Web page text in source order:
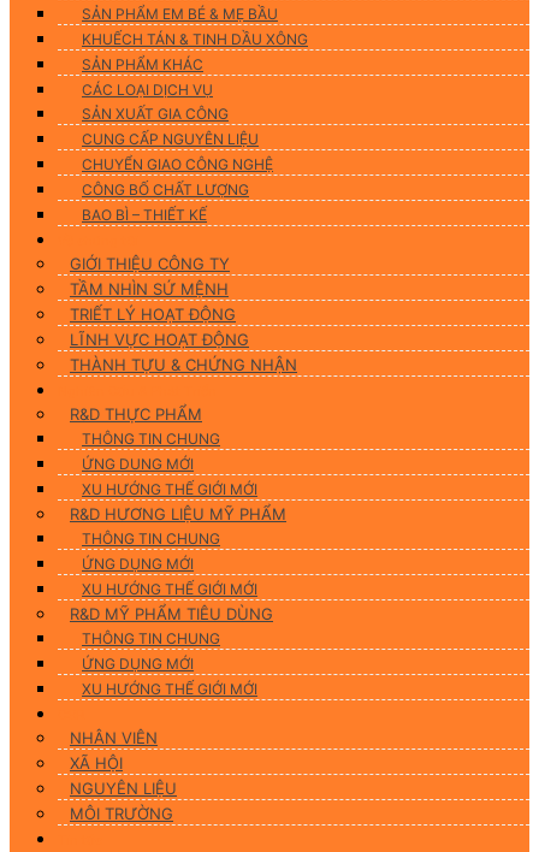
SẢN PHẨM EM BÉ & MẸ BẦU
KHUẾCH TÁN & TINH DẦU XÔNG
SẢN PHẨM KHÁC
CÁC LOẠI DỊCH VỤ
SẢN XUẤT GIA CÔNG
CUNG CẤP NGUYÊN LIỆU
CHUYỂN GIAO CÔNG NGHỆ
CÔNG BỐ CHẤT LƯỢNG
BAO BÌ – THIẾT KẾ
GIỚI THIỆU CÔNG TY
TẦM NHÌN SỨ MỆNH
TRIẾT LÝ HOẠT ĐỘNG
LĨNH VỰC HOẠT ĐỘNG
THÀNH TỰU & CHỨNG NHẬN
R&D THỰC PHẨM
THÔNG TIN CHUNG
ỨNG DUNG MỚI
XU HƯỚNG THẾ GIỚI MỚI
R&D HƯƠNG LIỆU MỸ PHẨM
THÔNG TIN CHUNG
ỨNG DỤNG MỚI
XU HƯỚNG THẾ GIỚI MỚI
R&D MỸ PHẨM TIÊU DÙNG
THÔNG TIN CHUNG
ỨNG DỤNG MỚI
XU HƯỚNG THẾ GIỚI MỚI
NHÂN VIÊN
XÃ HỘI
NGUYÊN LIỆU
MÔI TRƯỜNG